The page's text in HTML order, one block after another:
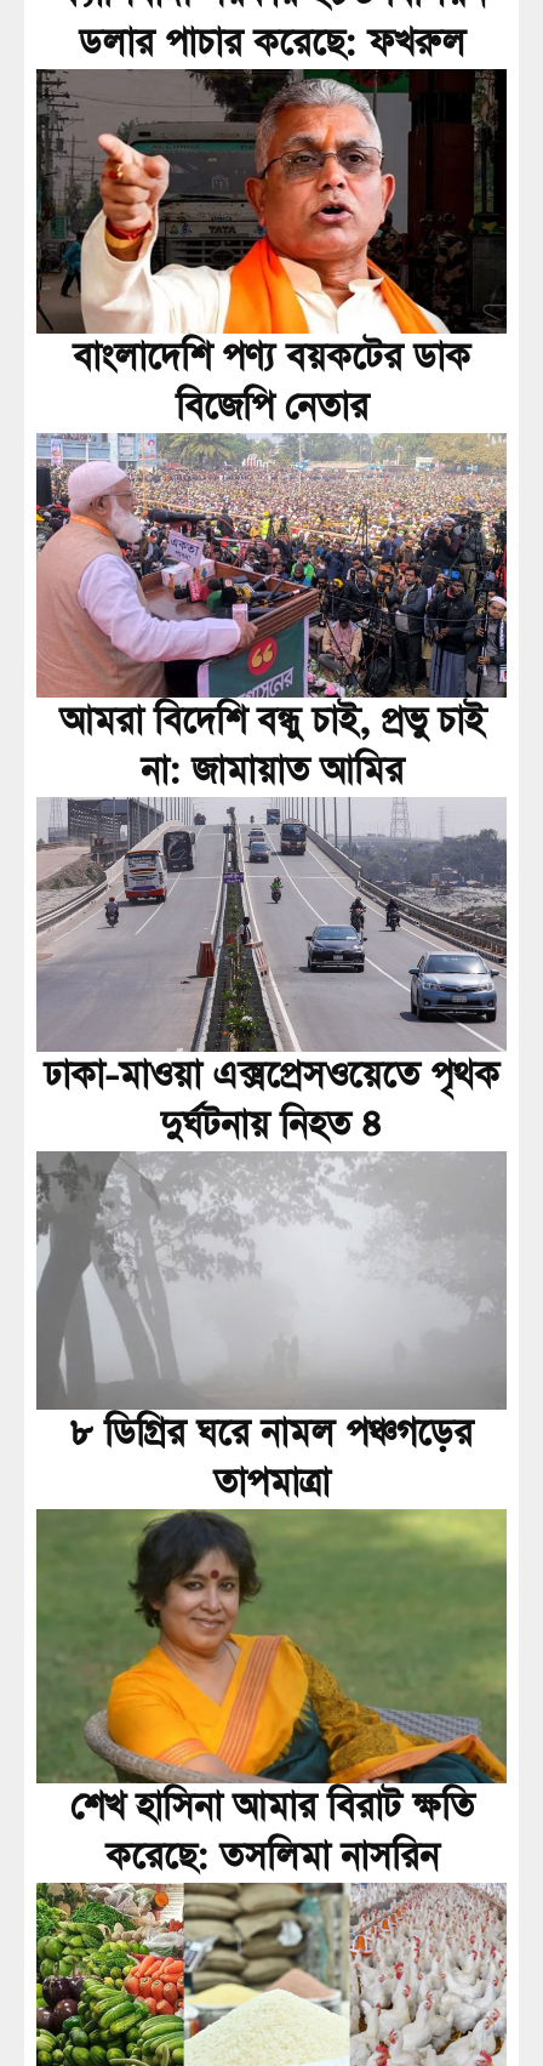
ডলার পাচার করেছে: ফখরুল
বাংলাদেশি পণ্য বয়কটের ডাক
বিজেপি নেতার
আমরা বিদেশি বন্ধু চাই, প্রভু চাই
না: জামায়াত আমির
ঢাকা-মাওয়া এক্সপ্রেসওয়েতে পৃথক
দুর্ঘটনায় নিহত ৪
৮ ডিগ্রির ঘরে নামল পঞ্চগড়ের
তাপমাত্রা
শেখ হাসিনা আমার বিরাট ক্ষতি
করেছে: তসলিমা নাসরিন